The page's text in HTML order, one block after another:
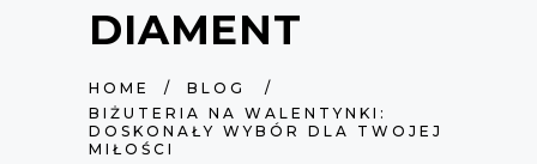
DIAMENT
HOME / BLOG
/
BIŻUTERIA NA WALENTYNKI:
DOSKONAŁY WYBÓR DLA TWOJEJ
MIŁOŚCI